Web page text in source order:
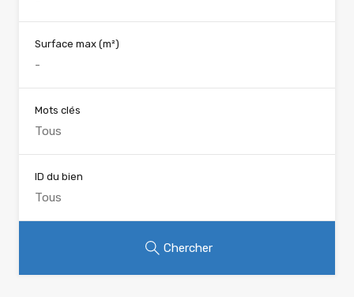
Surface max (m²)
Mots clés
ID du bien
Chercher